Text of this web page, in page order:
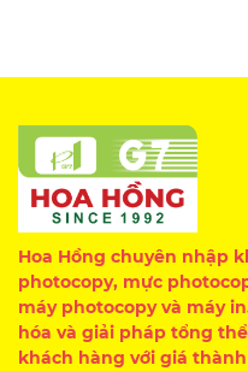
Hoa Hồng chuyên nhập
photocopy, mực
máy photocopy và máy
hóa và giải pháp tổng
khách hàng với giá